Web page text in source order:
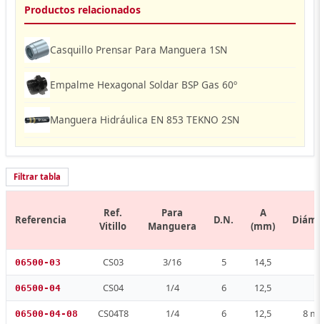
Productos relacionados
Casquillo Prensar Para Manguera 1SN
Empalme Hexagonal Soldar BSP Gas 60º
Manguera Hidráulica EN 853 TEKNO 2SN
Filtrar tabla
Referencia
Ref.
Vitillo
Para
Manguera
D.N.
A
(mm)
06500-03 CS03 3/16 5 14,5
06500-04 CS04 1/4 6 12,5
06500-04-08 CS04T8 1/4 6 12,5 8